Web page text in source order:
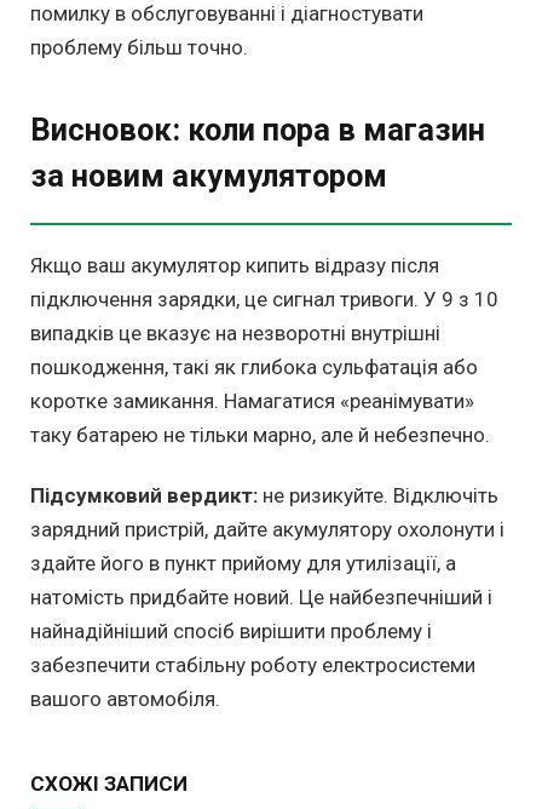
помилку в обслуговуванні і діагностувати
проблему більш точно.
Висновок: коли пора в магазин
за новим акумулятором
Якщо ваш акумулятор кипить відразу після
підключення зарядки, це сигнал тривоги. У 9 з 10
випадків це вказує на незворотні внутрішні
пошкодження, такі як глибока сульфатація або
коротке замикання. Намагатися «реанімувати»
таку батарею не тільки марно, але й небезпечно.
Підсумковий вердикт: не ризикуйте. Відключіть
зарядний пристрій, дайте акумулятору охолонути і
здайте його в пункт прийому для утилізації, а
натомість придбайте новий. Це найбезпечніший і
найнадійніший спосіб вирішити проблему і
забезпечити стабільну роботу електросистеми
вашого автомобіля.
СХОЖІ ЗАПИСИ